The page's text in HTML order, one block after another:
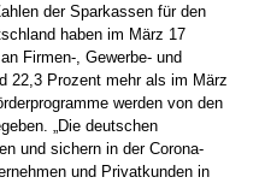
der Sparkassen für den
haben im März 17
Firmen-, Gewerbe- und
22,3 Prozent mehr als im März
werden von den
„Die deutschen
und sichern in der Corona-
und Privatkunden in